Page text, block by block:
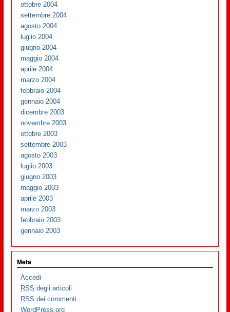
ottobre 2004
settembre 2004
agosto 2004
luglio 2004
giugno 2004
maggio 2004
aprile 2004
marzo 2004
febbraio 2004
gennaio 2004
dicembre 2003
novembre 2003
ottobre 2003
settembre 2003
agosto 2003
luglio 2003
giugno 2003
maggio 2003
aprile 2003
marzo 2003
febbraio 2003
gennaio 2003
Meta
Accedi
RSS degli articoli
RSS dei commenti
WordPress.org